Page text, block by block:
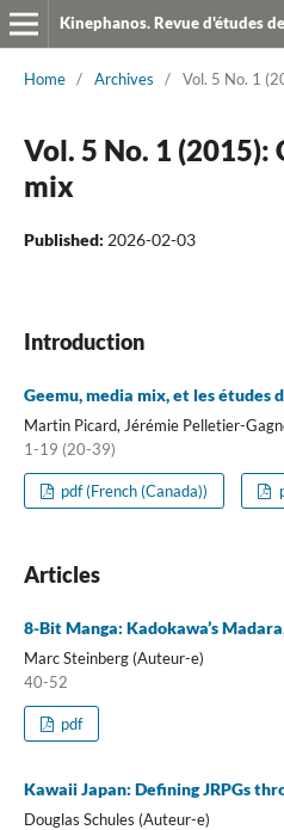
Kinephanos. Revue d'études
Home / Archives / Vol. 5 No. 1
Vol. 5 No. 1 (2015):
mix
Published: 2026-02-03
Introduction
Geemu, media mix, et les études
Martin Picard, Jérémie Pelletier-
1-19 (20-39)
pdf (French (Canada))
Articles
8-Bit Manga: Kadokawa’s
Marc Steinberg (Auteur-e)
40-52
pdf
Kawaii Japan: Defining JRPGs
Douglas Schules (Auteur-e)